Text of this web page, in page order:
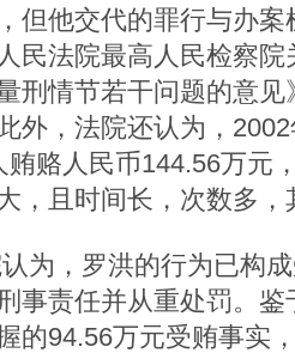
但他交代的罪行与办
民法院最高人民检察
刑情节若干问题的意
外，法院还认为，
赂人民币144.56万元
，且时间长，次数多
为，罗洪的行为已构
事责任并从重处罚。
的94.56万元受贿事实